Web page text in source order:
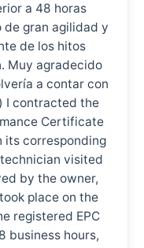
a 48 horas
de gran agilidad y
de los hitos
Muy agradecido
a contar con
I contracted the
Certificate
its corresponding
visited
by the owner,
place on the
registered EPC
business hours,